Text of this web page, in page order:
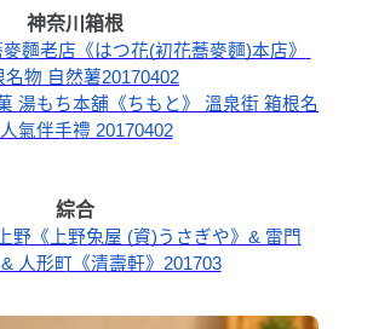
神奈川箱根
麵老店《はつ花(初花蕎麥麵)本店》
名物 自然薯20170402
湯もち本舖《ちもと》 溫泉街 箱根名
氣伴手禮 20170402
綜合
野《上野兔屋 (資)うさぎや》& 雷門
& 人形町《清壽軒》201703